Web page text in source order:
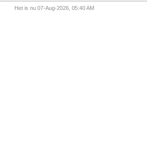
Het is nu 07-Aug-2026, 05:40 AM